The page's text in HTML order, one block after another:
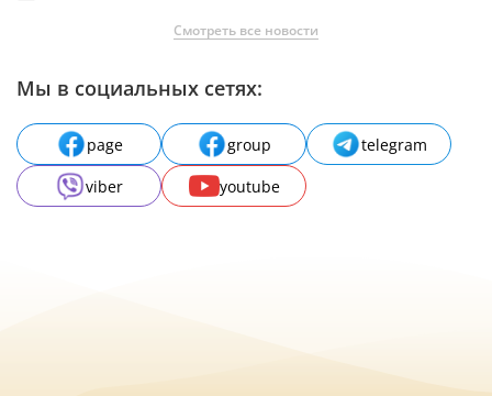
Смотреть все новости
Мы в социальных сетях:
page group
telegram
viber
youtube